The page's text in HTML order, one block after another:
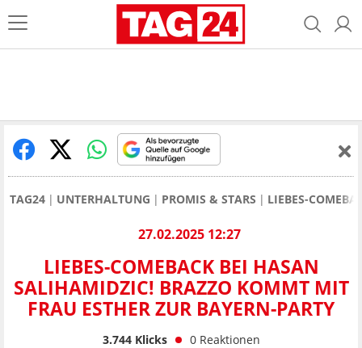
TAG24 UNTERHALTUNG PROMIS & STARS LIEBES-
27.02.2025 12:27
LIEBES-COMEBACK BEI HASAN
SALIHAMIDZIC! BRAZZO KOMMT MIT
FRAU ESTHER ZUR BAYERN-PARTY
3.744Klicks 0 Reaktionen